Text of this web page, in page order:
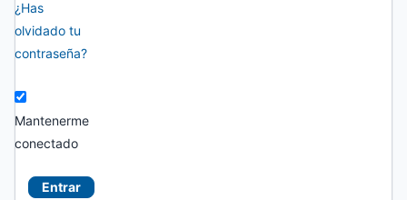
¿Has
olvidado tu
contraseña?
Mantenerme
conectado
Entrar